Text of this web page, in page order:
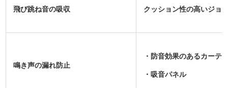
飛び跳ね音の吸収 クッション性の高いジョ
鳴き声の漏れ防止
・防音効果のあるカーテ
・吸音パネル